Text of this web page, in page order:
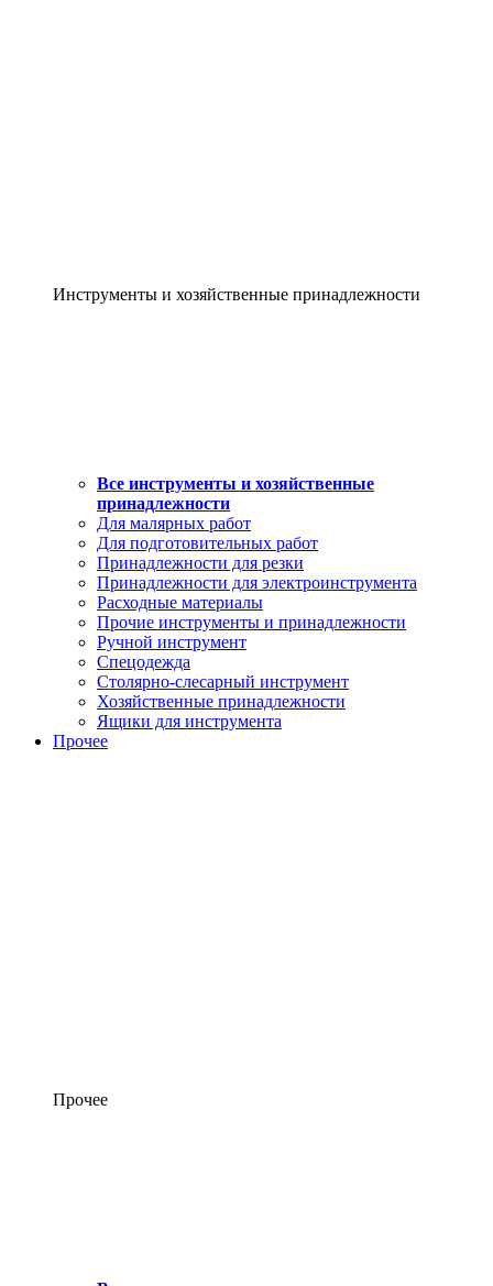
Инструменты и хозяйственные принадлежности
Все инструменты и хозяйственные
принадлежности
Для малярных работ
Для подготовительных работ
Принадлежности для резки
Принадлежности для электроинструмента
Расходные материалы
Прочие инструменты и принадлежности
Ручной инструмент
Спецодежда
Столярно-слесарный инструмент
Хозяйственные принадлежности
Ящики для инструмента
Прочее
Прочее